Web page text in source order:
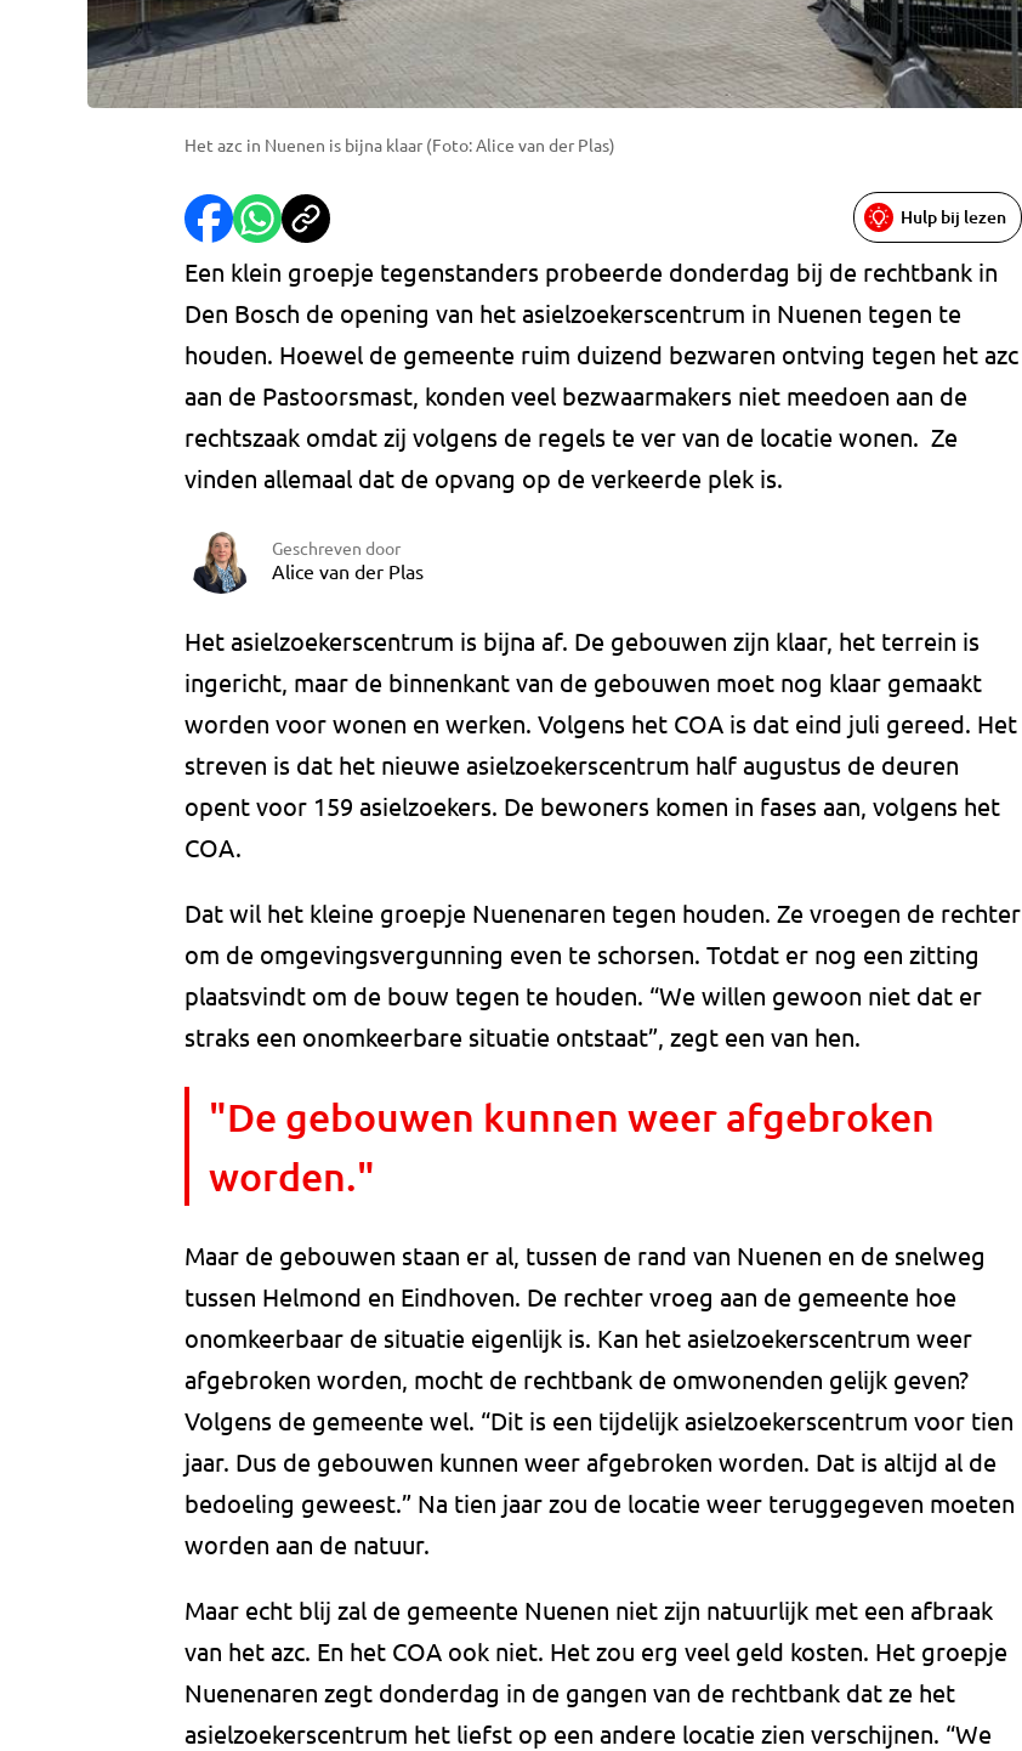
Het azc in Nuenen is bijna klaar (Foto: Alice van der Plas)
Hulp bij lezen
Een klein groepje tegenstanders probeerde donderdag bij de rechtbank in
Den Bosch de opening van het asielzoekerscentrum in Nuenen tegen te
houden. Hoewel de gemeente ruim duizend bezwaren ontving tegen het azc
aan de Pastoorsmast, konden veel bezwaarmakers niet meedoen aan de
rechtszaak omdat zij volgens de regels te ver van de locatie wonen. Ze
vinden allemaal dat de opvang op de verkeerde plek is.
Geschreven door
Alice van der Plas
Het asielzoekerscentrum is bijna af. De gebouwen zijn klaar, het terrein is
ingericht, maar de binnenkant van de gebouwen moet nog klaar gemaakt
worden voor wonen en werken. Volgens het COA is dat eind juli gereed. Het
streven is dat het nieuwe asielzoekerscentrum half augustus de deuren
opent voor 159 asielzoekers. De bewoners komen in fases aan, volgens het
COA.
Dat wil het kleine groepje Nuenenaren tegen houden. Ze vroegen de rechter
om de omgevingsvergunning even te schorsen. Totdat er nog een zitting
plaatsvindt om de bouw tegen te houden. “We willen gewoon niet dat er
straks een onomkeerbare situatie ontstaat”, zegt een van hen.
"De gebouwen kunnen weer afgebroken
worden."
Maar de gebouwen staan er al, tussen de rand van Nuenen en de snelweg
tussen Helmond en Eindhoven. De rechter vroeg aan de gemeente hoe
onomkeerbaar de situatie eigenlijk is. Kan het asielzoekerscentrum weer
afgebroken worden, mocht de rechtbank de omwonenden gelijk geven?
Volgens de gemeente wel. “Dit is een tijdelijk asielzoekerscentrum voor tien
jaar. Dus de gebouwen kunnen weer afgebroken worden. Dat is altijd al de
bedoeling geweest.” Na tien jaar zou de locatie weer teruggegeven moeten
worden aan de natuur.
Maar echt blij zal de gemeente Nuenen niet zijn natuurlijk met een afbraak
van het azc. En het COA ook niet. Het zou erg veel geld kosten. Het groepje
Nuenenaren zegt donderdag in de gangen van de rechtbank dat ze het
asielzoekerscentrum het liefst op een andere locatie zien verschijnen. “We